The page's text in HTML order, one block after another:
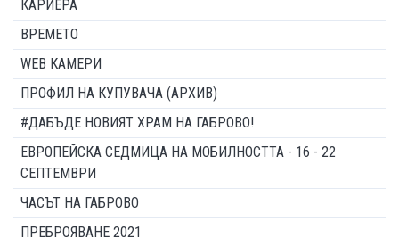
КАРИЕРА
ВРЕМЕТО
WEB КАМЕРИ
ПРОФИЛ НА КУПУВАЧА (АРХИВ)
#ДАБЪДЕ НОВИЯТ ХРАМ НА ГАБРОВО!
ЕВРОПЕЙСКА СЕДМИЦА НА МОБИЛНОСТТА - 16 - 22
СЕПТЕМВРИ
ЧАСЪТ НА ГАБРОВО
ПРЕБРОЯВАНЕ 2021